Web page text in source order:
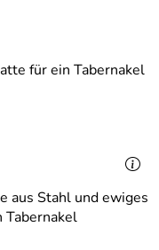
aus Stahl und ewiges
Tabernakel